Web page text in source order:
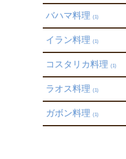
バハマ料理 (1)
イラン料理 (1)
コスタリカ料理 (1)
ラオス料理 (1)
ガボン料理 (1)